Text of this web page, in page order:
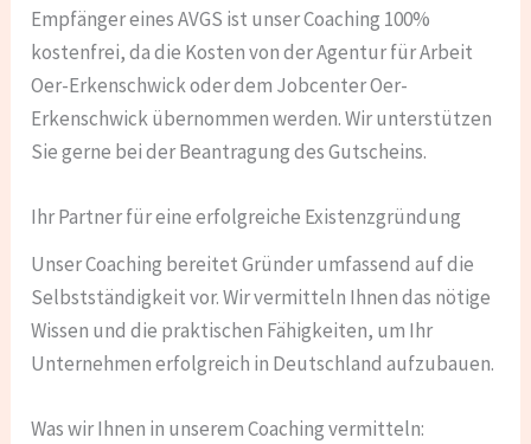
Empfänger eines AVGS ist unser Coaching 100%
kostenfrei, da die Kosten von der Agentur für Arbeit
Oer-Erkenschwick oder dem Jobcenter Oer-
Erkenschwick übernommen werden. Wir unterstützen
Sie gerne bei der Beantragung des Gutscheins.
Ihr Partner für eine erfolgreiche Existenzgründung
Unser Coaching bereitet Gründer umfassend auf die
Selbstständigkeit vor. Wir vermitteln Ihnen das nötige
Wissen und die praktischen Fähigkeiten, um Ihr
Unternehmen erfolgreich in Deutschland aufzubauen.
Was wir Ihnen in unserem Coaching vermitteln: